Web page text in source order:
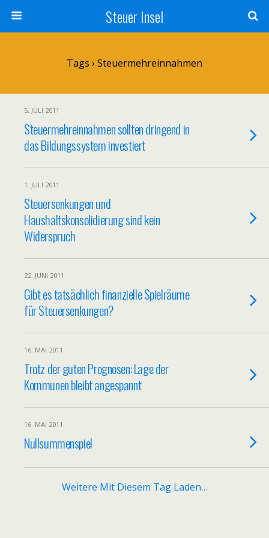
Steuer Insel
Tags › Steuermehreinnahmen
5. JULI 2011
Steuermehreinnahmen sollten dringend in
das Bildungssystem investiert
1. JULI 2011
Steuersenkungen und
Haushaltskonsolidierung sind kein
Widerspruch
22. JUNI 2011
Gibt es tatsächlich finanzielle Spielräume
für Steuersenkungen?
16. MAI 2011
Trotz der guten Prognosen: Lage der
Kommunen bleibt angespannt
16. MAI 2011
Nullsummenspiel
Weitere Mit Diesem Tag Laden…